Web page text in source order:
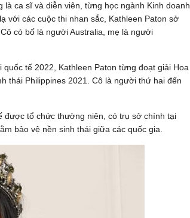
ca sĩ và diễn viên, từng học ngành Kinh doanh
với các cuộc thi nhan sắc, Kathleen Paton sở
có bố là người Australia, mẹ là người
tế 2022, Kathleen Paton từng đoạt giải Hoa
thái Philippines 2021. Cô là người thứ hai đến
được tổ chức thường niên, có trụ sở chính tại
bảo vệ nền sinh thái giữa các quốc gia.